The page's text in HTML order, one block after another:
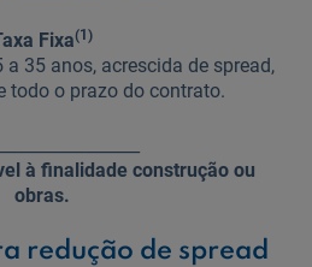
Fixa(1)
a 35 anos, acrescida de spread,
todo o prazo do contrato.
à finalidade construção ou
obras.
redução de spread